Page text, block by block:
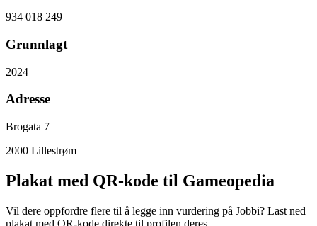
934 018 249
Grunnlagt
2024
Adresse
Brogata 7
2000 Lillestrøm
Plakat med QR-kode til Gameopedia
Vil dere oppfordre flere til å legge inn vurdering på Jobbi? Last ned
plakat med QR-kode direkte til profilen deres.